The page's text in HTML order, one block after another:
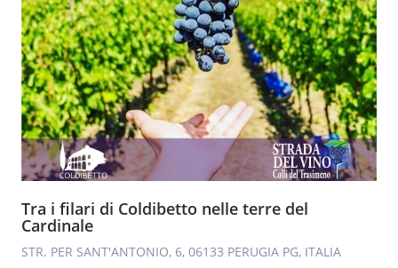
Tra i filari di Coldibetto nelle terre del
Cardinale
STR. PER SANT'ANTONIO, 6, 06133 PERUGIA PG, ITALIA